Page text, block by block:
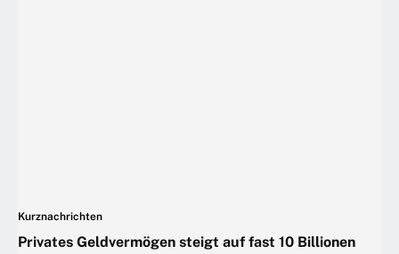
Kurznachrichten
Privates Geldvermögen steigt auf fast 10 Billionen